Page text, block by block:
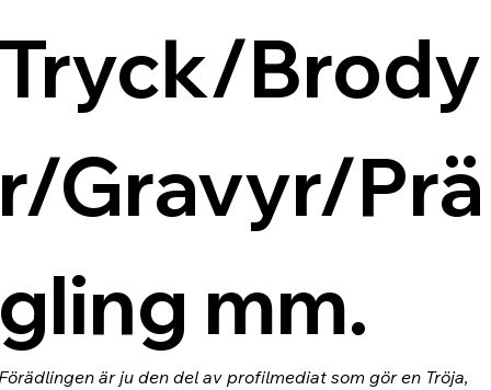
Brody
Gravyr/Prä
mm.
är ju den del av profilmediat som gör en Tröja,